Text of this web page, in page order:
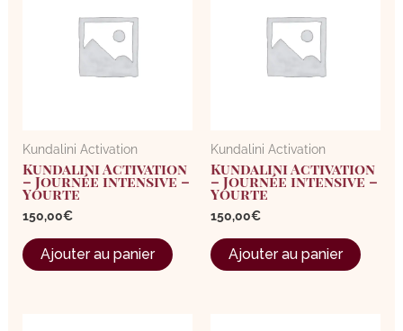
Kundalini Activation
Kundalini Activation
– Journée intensive –
Yourte
150,00€
Ajouter au panier
Kundalini Activation
Kundalini Activation
– Journée intensive –
Yourte
150,00€
Ajouter au panier